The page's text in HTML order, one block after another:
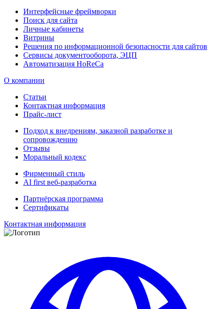
Интерфейсные фреймворки
Поиск для сайта
Личные кабинеты
Витрины
Решения по информационной безопасности для сайтов
Сервисы документооборота, ЭЦП
Автоматизация HoReCa
О компании
Статьи
Контактная информация
Прайс-лист
Подход к внедрениям, заказной разработке и
сопровождению
Отзывы
Моральный кодекс
Фирменный стиль
AI first веб-разработка
Партнёрская программа
Сертификаты
Контактная информация